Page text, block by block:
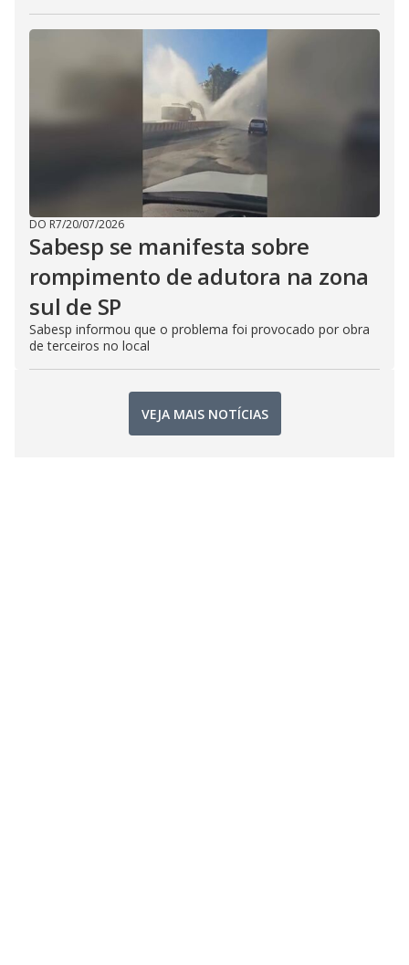
DO R7/20/07/2026
Sabesp se manifesta sobre
rompimento de adutora na zona
sul de SP
Sabesp informou que o problema foi provocado por obra
de terceiros no local
VEJA MAIS NOTÍCIAS